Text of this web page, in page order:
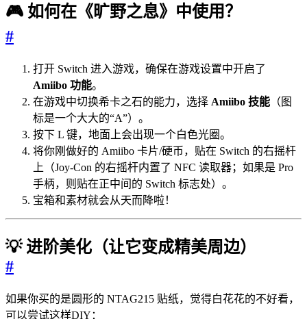
🎮 如何在《旷野之息》中使用？
#
打开 Switch 进入游戏，确保在游戏设置中开启了
Amiibo 功能。
在游戏中切换希卡之石的能力，选择 Amiibo 技能 （图
标是一个大大的“A”）。
按下 L 键，地面上会出现一个白色光圈。
将你刚做好的 Amiibo 卡片/硬币，贴在 Switch 的右摇杆
上（Joy-Con 的右摇杆内置了 NFC 读取器；如果是 Pro
手柄，则贴在正中间的 Switch 标志处）。
宝箱和素材就会从天而降啦！
💡 进阶美化（让它变成精美周边）
#
如果你买的是圆形的 NTAG215 贴纸，觉得白花花的不好看，
可以尝试这样DIY：